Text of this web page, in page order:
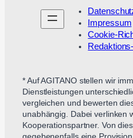
Impressum
Cookie-
* Auf AGITANO stellen wir
Dienstleistungen
vergleichen und bewerten
unabhängig. Dabei verlinken
Kooperationspartner. Von
gegebenenfalls eine